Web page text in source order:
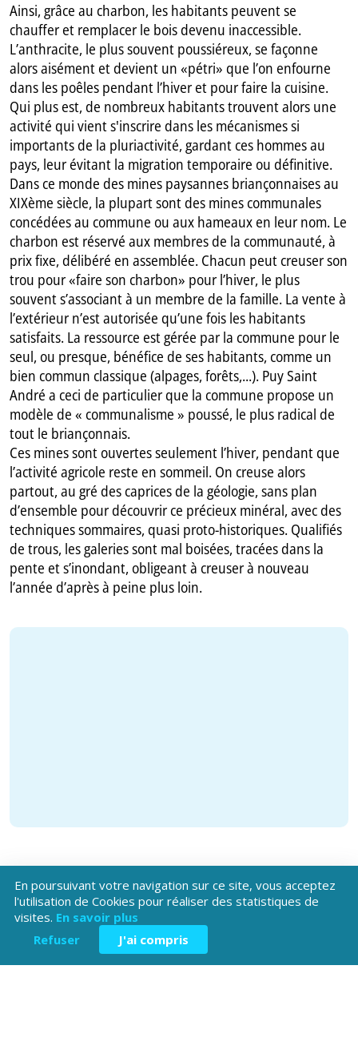
Ainsi, grâce au charbon, les habitants peuvent se
chauffer et remplacer le bois devenu inaccessible.
L’anthracite, le plus souvent poussiéreux, se façonne
alors aisément et devient un «pétri» que l’on enfourne
dans les poêles pendant l’hiver et pour faire la cuisine.
Qui plus est, de nombreux habitants trouvent alors une
activité qui vient s'inscrire dans les mécanismes si
importants de la pluriactivité, gardant ces hommes au
pays, leur évitant la migration temporaire ou définitive.
Dans ce monde des mines paysannes briançonnaises au
XIXème siècle, la plupart sont des mines communales
concédées au commune ou aux hameaux en leur nom. Le
charbon est réservé aux membres de la communauté, à
prix fixe, délibéré en assemblée. Chacun peut creuser son
trou pour «faire son charbon» pour l’hiver, le plus
souvent s’associant à un membre de la famille. La vente à
l’extérieur n’est autorisée qu’une fois les habitants
satisfaits. La ressource est gérée par la commune pour le
seul, ou presque, bénéfice de ses habitants, comme un
bien commun classique (alpages, forêts,...). Puy Saint
André a ceci de particulier que la commune propose un
modèle de « communalisme » poussé, le plus radical de
tout le briançonnais.
Ces mines sont ouvertes seulement l’hiver, pendant que
l’activité agricole reste en sommeil. On creuse alors
partout, au gré des caprices de la géologie, sans plan
d’ensemble pour découvrir ce précieux minéral, avec des
techniques sommaires, quasi proto-historiques. Qualifiés
de trous, les galeries sont mal boisées, tracées dans la
pente et s’inondant, obligeant à creuser à nouveau
l’année d’après à peine plus loin.
Téléchargez l'application
Patrimoine Hautes-Alpes !
En poursuivant votre navigation sur ce site, vous acceptez
l'utilisation de Cookies pour réaliser des statistiques de
visites. En savoir plus
Refuser
J'ai compris